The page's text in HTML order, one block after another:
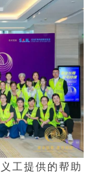
工提供的帮助